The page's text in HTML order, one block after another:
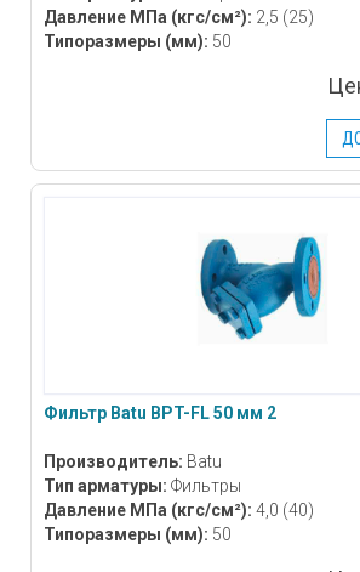
Давление МПа (кгс/см²): 2,5 (25)
Типоразмеры (мм): 50
Фильтр Batu BPT-FL 50 мм 2
Производитель: Batu
Тип арматуры: Фильтры
Давление МПа (кгс/см²): 4,0 (40)
Типоразмеры (мм): 50